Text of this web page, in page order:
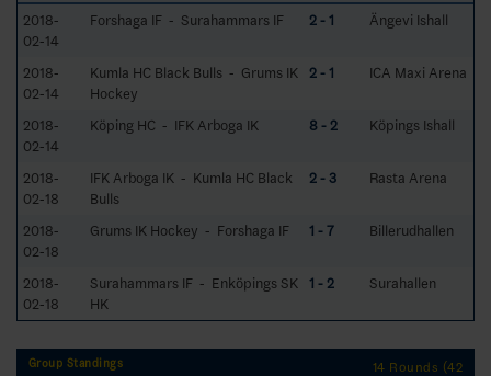
2018-
02-14
Forshaga IF - Surahammars IF 2 - 1 Ängevi Ishall
2018-
02-14
Kumla HC Black Bulls - Grums IK
Hockey
2 - 1 ICA Maxi Arena
2018-
02-14
Köping HC - IFK Arboga IK 8 - 2 Köpings Ishall
2018-
02-18
IFK Arboga IK - Kumla HC Black
Bulls
2 - 3 Rasta Arena
2018-
02-18
Grums IK Hockey - Forshaga IF 1 - 7 Billerudhallen
2018-
02-18
Surahammars IF - Enköpings SK
HK
1 - 2 Surahallen
Group Standings
14 Rounds (42